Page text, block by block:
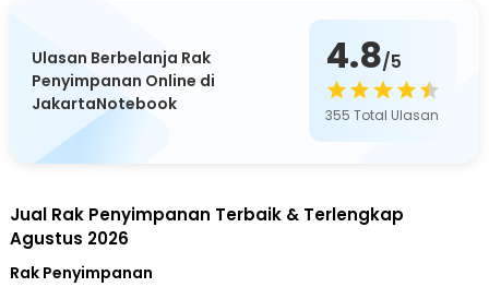
Ulasan Berbelanja Rak
Penyimpanan Online di
JakartaNotebook
4.8/5
355 Total Ulasan
Jual Rak Penyimpanan Terbaik & Terlengkap
Agustus 2026
Rak Penyimpanan